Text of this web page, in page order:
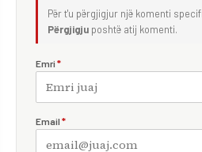
Për t'u përgjigjur një komenti
Përgjigju poshtë atij komenti.
Emri *
Email *